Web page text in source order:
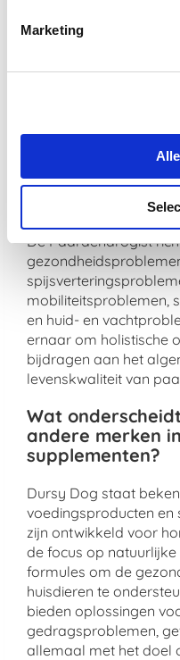
Marketing
De veiligheid en
kwaliteitscontroles.
hoge
Welke soorten
De
voornamelijk?
De Paardendrogist
mobiliteitsproblemen,
en huid- en
ernaar om holistische
bijdragen aan het
levenskwaliteit van
Wat
andere merken
supplementen?
Dursy Dog staat
voedingsproducten en
zijn ontwikkeld voor
de focus op
formules om de
huisdieren te
bieden oplossingen
gedragsproblemen,
allemaal met het doel